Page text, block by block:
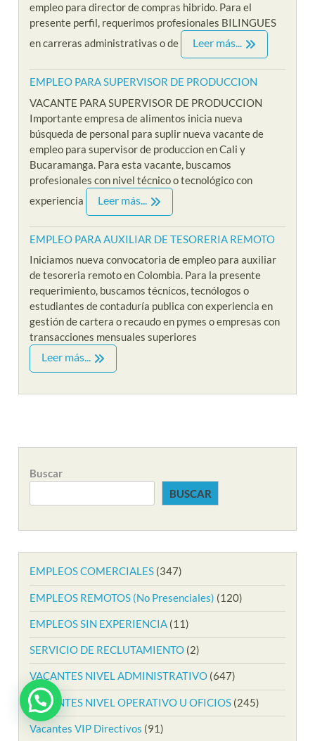
empleo para director de compras hibrido. Para el
presente perfil, requerimos profesionales BILINGUES
en carreras administrativas o de
Leer más...
EMPLEO PARA SUPERVISOR DE PRODUCCION
VACANTE PARA SUPERVISOR DE PRODUCCION
Importante empresa de alimentos inicia nueva
búsqueda de personal para suplir nueva vacante de
empleo para supervisor de produccion en Cali y
Bucaramanga. Para esta vacante, buscamos
profesionales con nivel técnico o tecnológico con
experiencia
Leer más...
EMPLEO PARA AUXILIAR DE TESORERIA REMOTO
Iniciamos nueva convocatoria de empleo para auxiliar
de tesoreria remoto en Colombia. Para la presente
requerimiento, buscamos técnicos, tecnólogos o
estudiantes de contaduría publica con experiencia en
gestión de cartera o recaudo en pymes o empresas con
transacciones mensuales superiores
Leer más...
Buscar
BUSCAR
EMPLEOS COMERCIALES (347)
EMPLEOS REMOTOS (No Presenciales) (120)
EMPLEOS SIN EXPERIENCIA (11)
SERVICIO DE RECLUTAMIENTO (2)
VACANTES NIVEL ADMINISTRATIVO (647)
VACANTES NIVEL OPERATIVO U OFICIOS (245)
Vacantes VIP Directivos (91)